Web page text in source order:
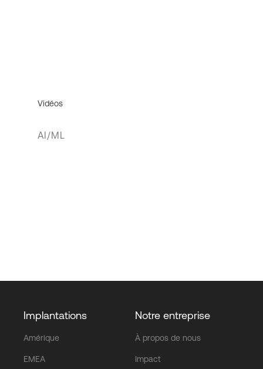
Vidéos
AI/ML
Implantations
Amérique
EMEA
Notre entreprise
À propos de nous
Impact